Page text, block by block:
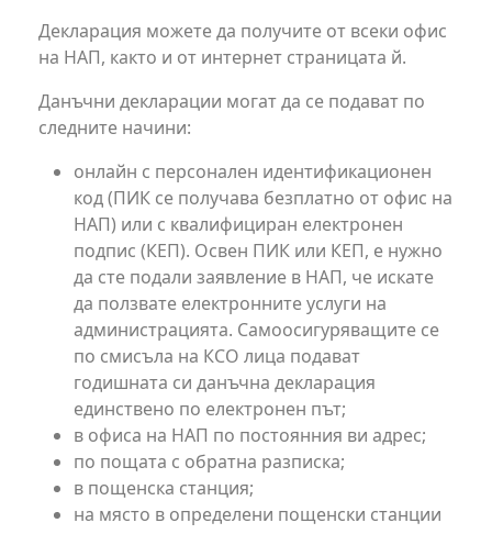
Декларация можете да получите от всеки офис
на НАП, както и от интернет страницата й.
Данъчни декларации могат да се подават по
следните начини:
онлайн с персонален идентификационен
код (ПИК се получава безплатно от офис на
НАП) или с квалифициран електронен
подпис (КЕП). Освен ПИК или КЕП, е нужно
да сте подали заявление в НАП, че искате
да ползвате електронните услуги на
администрацията. Самоосигуряващите се
по смисъла на КСО лица подават
годишната си данъчна декларация
единствено по електронен път;
в офиса на НАП по постоянния ви адрес;
по пощата с обратна разписка;
в пощенска станция;
на място в определени пощенски станции